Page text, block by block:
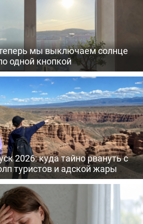
мы выключаем солнце
одной кнопкой
2026: куда тайно рвануть с
туристов и адской жары